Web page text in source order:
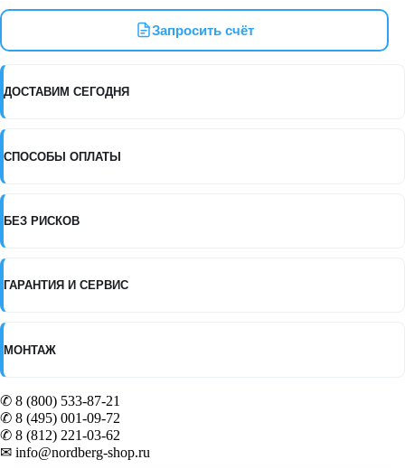
пластиковыми
Запросить счёт
ДОСТАВИМ СЕГОДНЯ
СПОСОБЫ ОПЛАТЫ
БЕЗ РИСКОВ
ГАРАНТИЯ И СЕРВИС
МОНТАЖ
✆ 8 (800) 533-87-21
✆ 8 (495) 001-09-72
✆ 8 (812) 221-03-62
✉ info@nordberg-shop.ru